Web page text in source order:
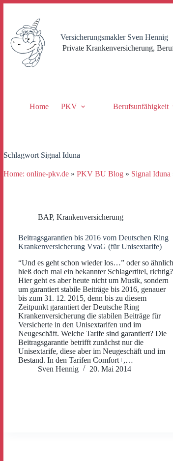
springen
Versicherungsmakler Sven Hennig
Private Krankenversicherung,
Home PKV Berufsunfähigkeit
Schlagwort Signal Iduna
Home: online-pkv.de » PKV BU Blog » Signal Iduna
BAP, Krankenversicherung
Beitragsgarantien bis 2016 vom Deutschen Ring
Krankenversicherung VvaG (für Unisextarife)
“Und es geht schon wieder los…” oder so ähnlich
hieß doch mal ein bekannter Schlagertitel, richtig?
Hier geht es aber heute nicht um Musik, sondern
um garantiert stabile Beiträge bis 2016, genauer
bis zum 31. 12. 2015, denn bis zu diesem
Zeitpunkt garantiert der Deutsche Ring
Krankenversicherung die stabilen Beiträge für
Versicherte in den Unisextarifen und im
Neugeschäft. Welche Tarife sind garantiert? Die
Beitragsgarantie betrifft zunächst nur die
Unisextarife, diese aber im Neugeschäft und im
Bestand. In den Tarifen Comfort+,…
Sven Hennig
20. Mai 2014